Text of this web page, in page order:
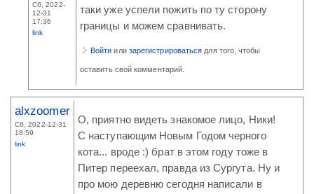
Сб, 2022-
12-31
17:36
link
таки уже успели пожить по ту сторону
границы и можем сравнивать.
Войти или зарегистрироваться для того, чтобы
оставить свой комментарий.
alxzoomer
Сб, 2022-12-31
18:59
link
О, приятно видеть знакомое лицо, Ники!
С наступающим Новым Годом черного
кота... вроде :) брат в этом году тоже в
Питер переехал, правда из Сургута. Ну и
про мою деревню сегодня написали в